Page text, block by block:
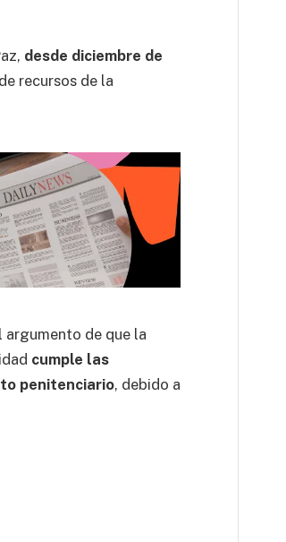
desde diciembre de
recursos de la
argumento de que la
cumple las
penitenciario, debido a